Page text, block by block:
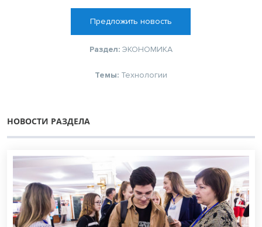
Предложить новость
Раздел: ЭКОНОМИКА
Темы: Технологии
НОВОСТИ РАЗДЕЛА